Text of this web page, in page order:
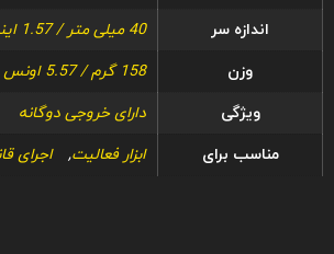
اندازه سر
40 میلی متر / 1.57 اینچ
وزن
158 گرم / 5.57 اونس
ویژگی
دارای خروجی دوگانه
مناسب برای
ابزار فعالیت, اجرای